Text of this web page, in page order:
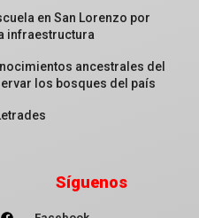
en San Lorenzo por
infraestructura
ancestrales del
los bosques del país
Síguenos